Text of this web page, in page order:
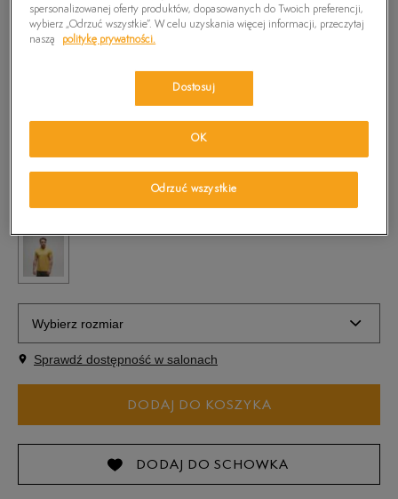
139,99 zł -29% (cena początkowa)
Wybierz rozmiar
S
Sprawdź dostępność w salonach
DODAJ DO KOSZYKA
DODAJ DO SCHOWKA
spersonalizowanej oferty produktów, dopasowanych do Twoich preferencji,
wybierz „Odrzuć wszystkie”. W celu uzyskania więcej informacji, przeczytaj
naszą
politykę prywatności.
Dostosuj
Odrzuć wszystkie
OK